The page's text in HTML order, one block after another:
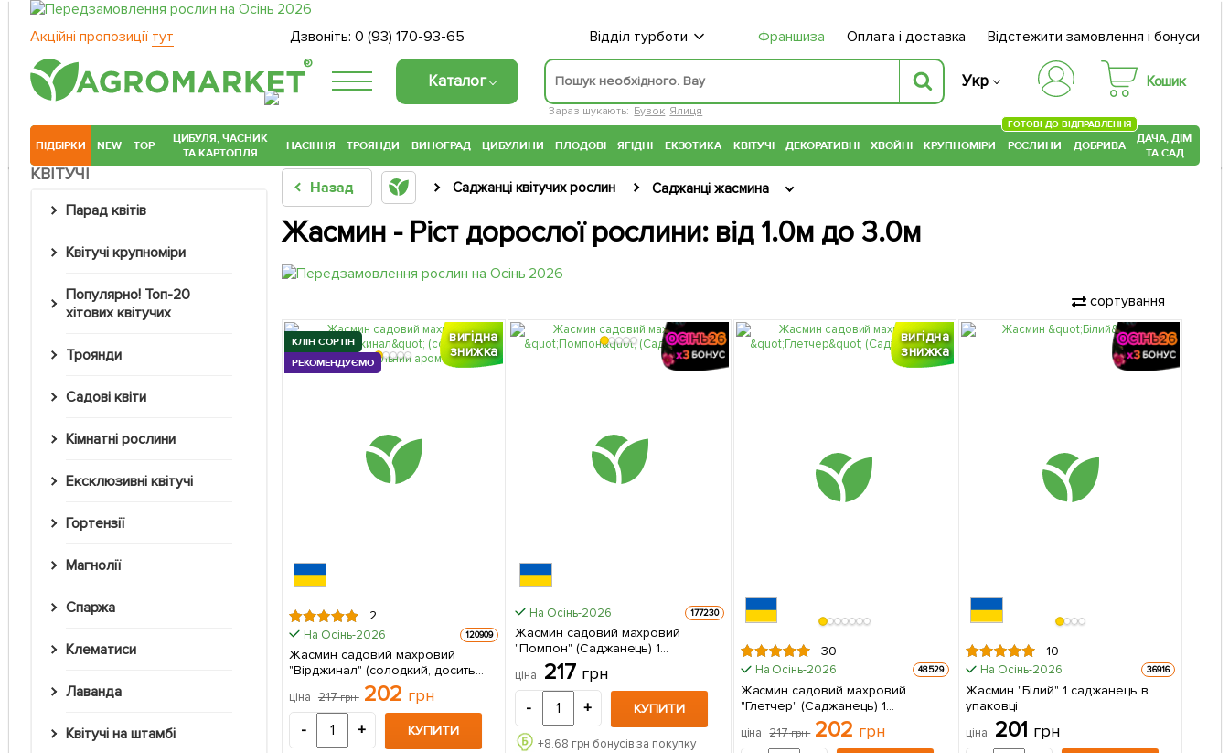
Акційні пропозиції тут Дзвоніть: 0 (93) 170-93-65 Відділ турботи Франшиза Оплата і доставка Відстежити замовлення і бонуси
®
Каталог
Зараз шукають: Бузок Ялиця
Укр Кошик
ПІДБІРКИ NEW TOP
ЦИБУЛЯ, ЧАСНИК
ТА КАРТОПЛЯ
НАСІННЯ ТРОЯНДИ ВИНОГРАД ЦИБУЛИНИ ПЛОДОВІ ЯГІДНІ ЕКЗОТИКА КВІТУЧІ ДЕКОРАТИВНІ ХВОЙНІ КРУПНОМІРИ РОСЛИНИ
ГОТОВІ ДО ВІДПРАВЛЕННЯ
ДОБРИВА
ДАЧА, ДІМ
ТА САД
КВІТУЧІ
Парад квітів
Квітучі крупноміри
Популярно! Топ-20
хітових квітучих
Троянди
Садові квіти
Кімнатні рослини
Ексклюзивні квітучі
Гортензії
Магнолії
Спаржа
Клематиси
Лаванда
Квітучі на штамбі
Назад Саджанці квітучих рослин Саджанці жасмина
Жасмин - Ріст дорослої рослини: від 1.0м до 3.0м
сортування
вигідна
знижка
КЛІН СОРТІН
РЕКОМЕНДУЄМО
2
На Осінь-2026 120909
Жасмин садовий махровий
"Вірджинал" (солодкий, досить
сильний аромат) 1 саджанець в
упаковці
ціна 217грн 202 грн
- + КУПИТИ
На Осінь-2026 177230
Жасмин садовий махровий
"Помпон" (Саджанець) 1
саджанець в упаковці
ціна 217 грн
- + КУПИТИ
+8.68 грн бонусів за покупку
вигідна
знижка
30
На Осінь-2026 48529
Жасмин садовий махровий
"Глетчер" (Саджанець) 1
саджанець в упаковці
ціна 217грн 202 грн
10
На Осінь-2026 36916
Жасмин "Білий" 1 саджанець в
упаковці
ціна 201 грн